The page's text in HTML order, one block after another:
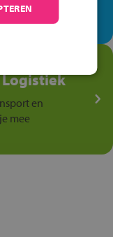
elke dag
en
mee